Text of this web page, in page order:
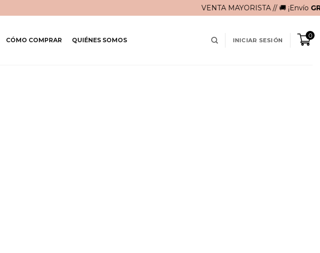
VENTA MAYORISTA // 🚚 ¡Envío
CÓMO COMPRAR QUIÉNES SOMOS INICIAR SESIÓN
0